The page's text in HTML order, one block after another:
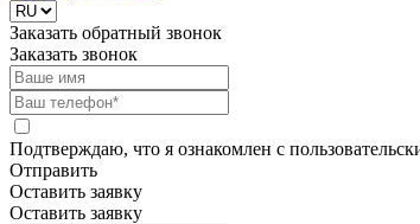
Заказать обратный звонок
Заказать звонок
Подтверждаю, что я ознакомлен с
Отправить
Оставить заявку
Оставить заявку